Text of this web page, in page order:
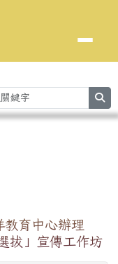
教育中心辦理
拔」宣傳工作坊